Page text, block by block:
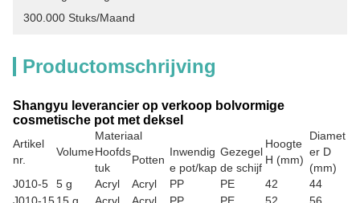
300.000 Stuks/maand
Productomschrijving
Shangyu leverancier op verkoop bolvormige
cosmetische pot met deksel
Artikel
nr.
Volume
Materiaal
Hoogte
H (mm)
Diamet
er D
(mm)
Hoofds
tuk
Potten
Inwendig
e pot/kap
Gezegel
de schijf
J010-5
5 g Acryl Acryl PP PE 42
44